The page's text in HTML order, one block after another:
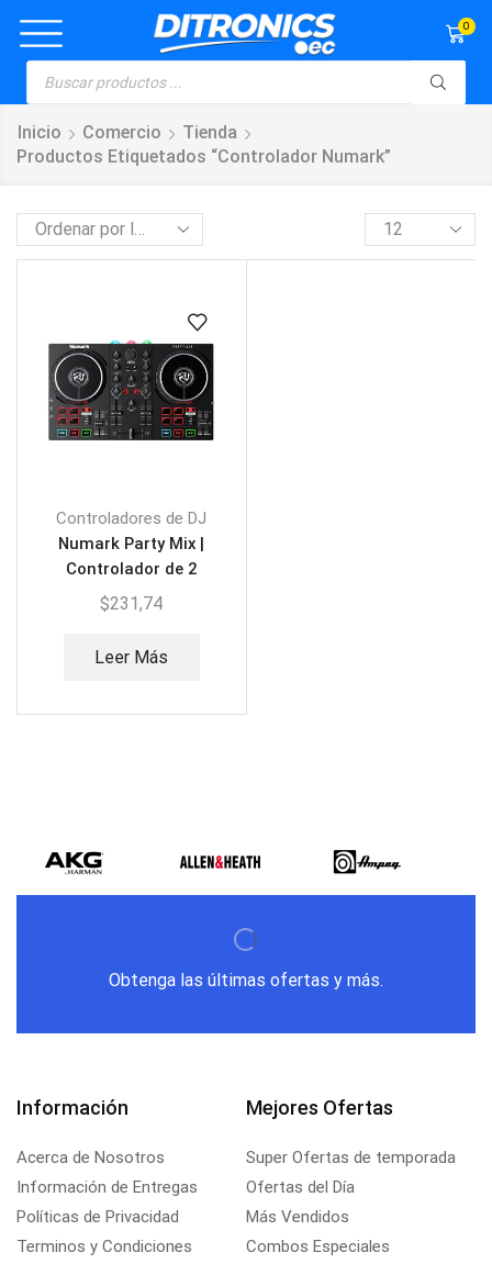
0
Inicio Comercio
Tienda
Productos Etiquetados “controlador Numark”
Controladores de DJ
Numark Party Mix |
Controlador de 2
canales
$231,74
Leer Más
Obtenga las últimas ofertas y más.
Información
Acerca de Nosotros
Información de Entregas
Políticas de Privacidad
Terminos y Condiciones
Mejores Ofertas
Super Ofertas de temporada
Ofertas del Día
Más Vendidos
Combos Especiales